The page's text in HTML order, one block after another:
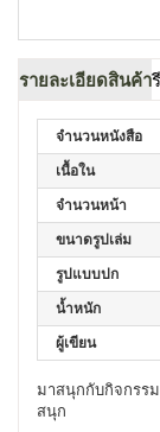
รายละเอียดสินค้า
จำนวนหนังสือ
เนื้อใน
จำนวนหน้า
ขนาดรูปเล่ม
รูปแบบปก
น้ำหนัก
ผู้เขียน
มาสนุกกับกิจกรร
สนุก